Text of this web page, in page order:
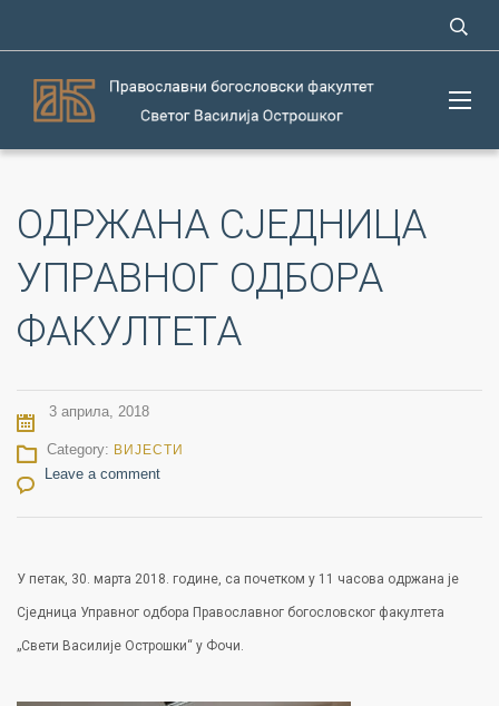
ОДРЖАНА СЈЕДНИЦА
УПРАВНОГ ОДБОРА
ФАКУЛТЕТА
3 априла, 2018
Category: ВИЈЕСТИ
Leave a comment
У петак, 30. марта 2018. године, са почетком у 11 часова одржана је
Сједница Управног одбора Православног богословског факултета
„Свети Василије Острошки“ у Фочи.